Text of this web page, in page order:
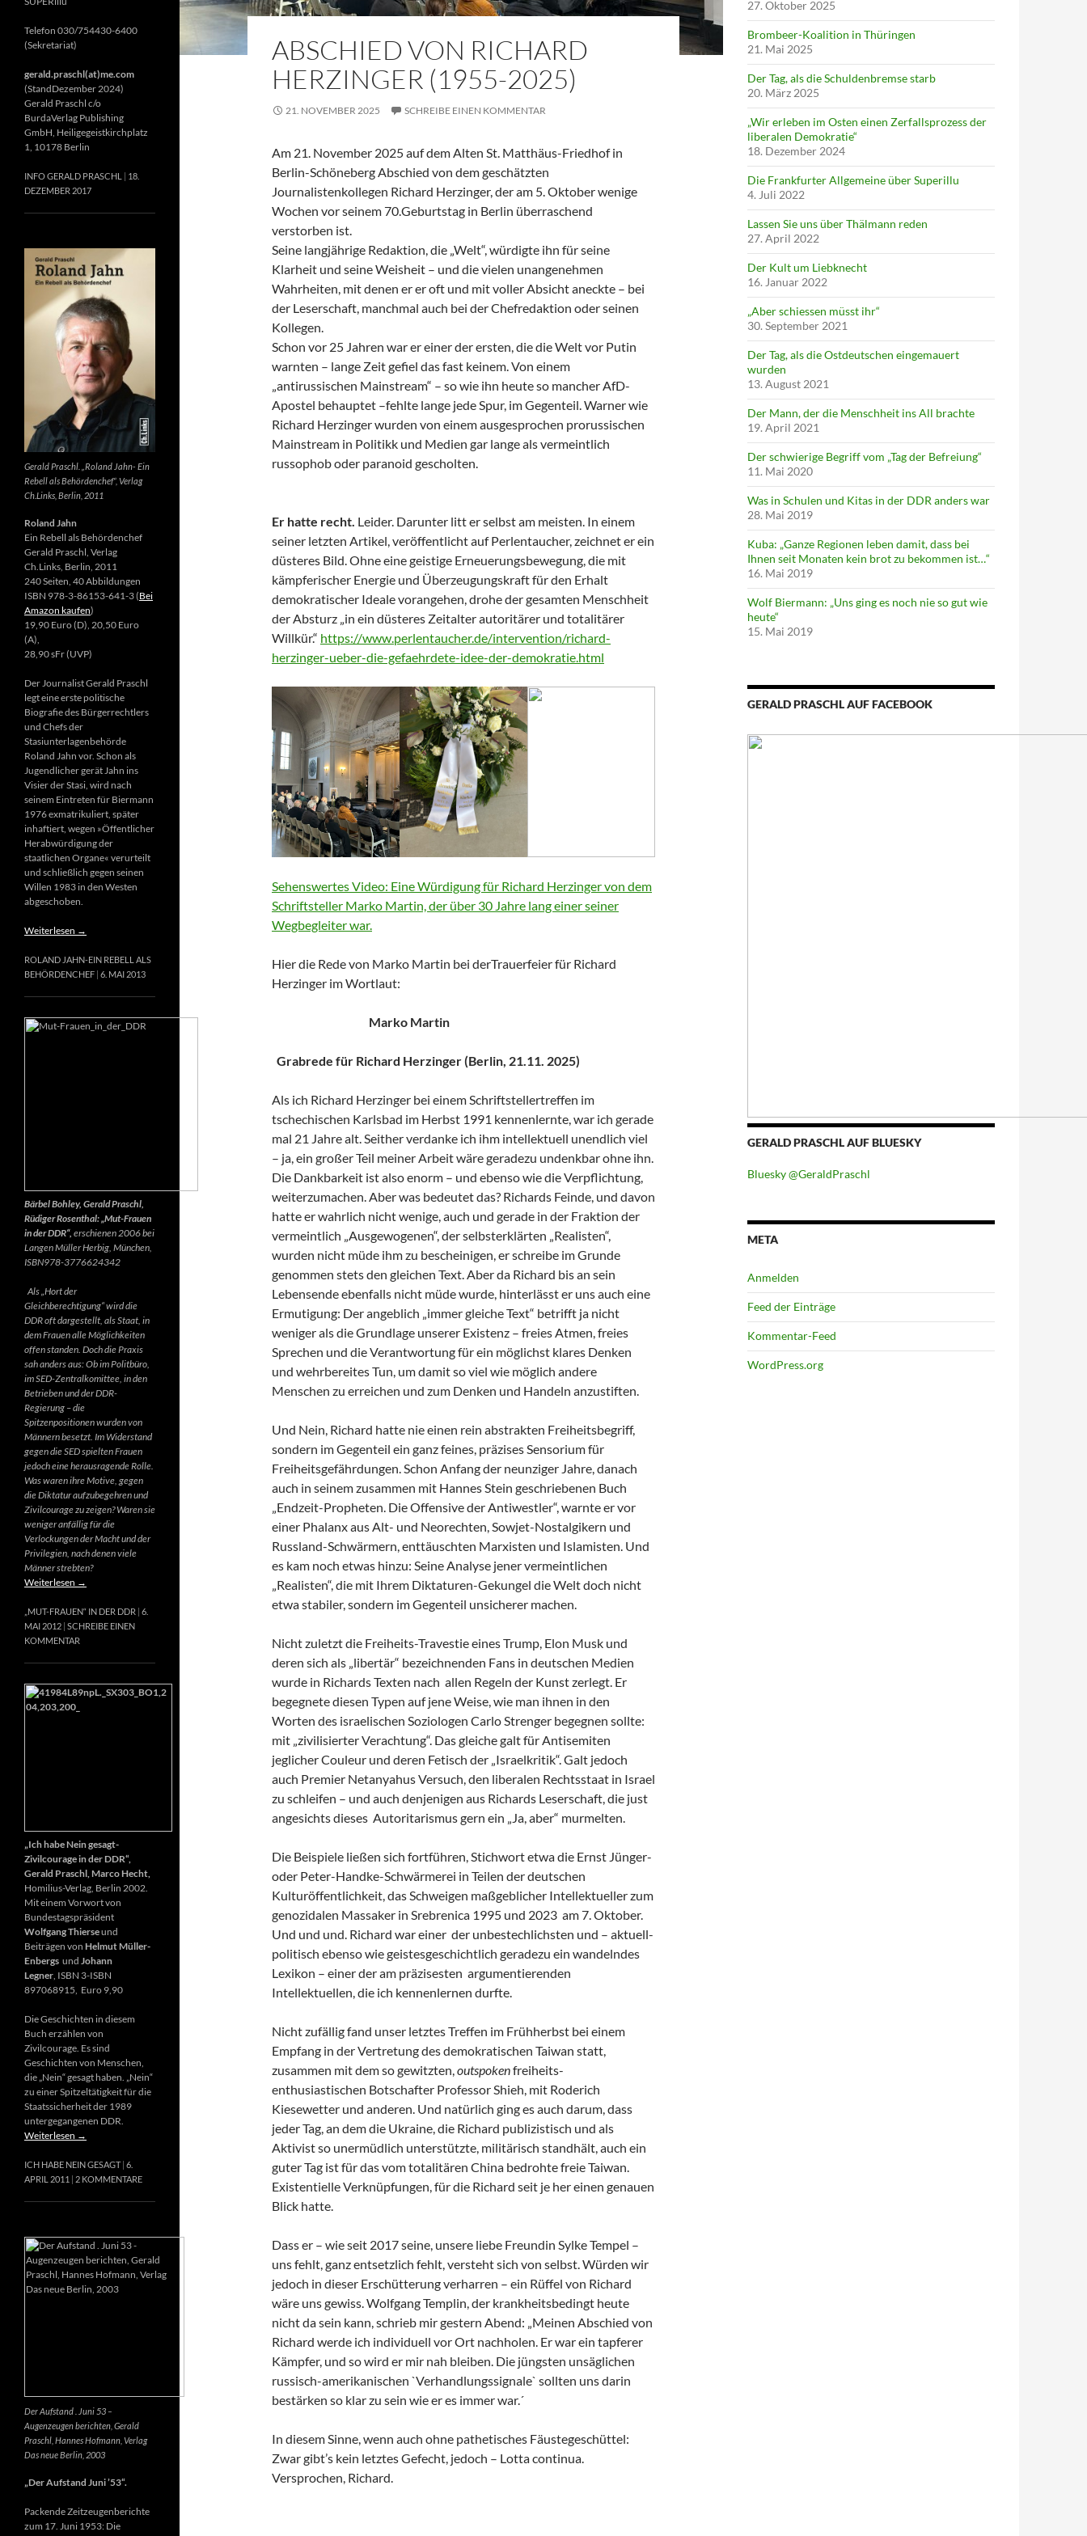
ABSCHIED VON RICHARD
HERZINGER (1955-2025)
21. NOVEMBER 2025 SCHREIBE EINEN KOMMENTAR
Am 21. November 2025 auf dem Alten St. Matthäus-Friedhof in
Berlin-Schöneberg Abschied von dem geschätzten
Journalistenkollegen Richard Herzinger, der am 5. Oktober wenige
Wochen vor seinem 70.Geburtstag in Berlin überraschend
verstorben ist.
Seine langjährige Redaktion, die „Welt“, würdigte ihn für seine
Klarheit und seine Weisheit – und die vielen unangenehmen
Wahrheiten, mit denen er er oft und mit voller Absicht aneckte – bei
der Leserschaft, manchmal auch bei der Chefredaktion oder seinen
Kollegen.
Schon vor 25 Jahren war er einer der ersten, die die Welt vor Putin
warnten – lange Zeit gefiel das fast keinem. Von einem
„antirussischen Mainstream“ – so wie ihn heute so mancher AfD-
Apostel behauptet –fehlte lange jede Spur, im Gegenteil. Warner wie
Richard Herzinger wurden von einem ausgesprochen prorussischen
Mainstream in Politikk und Medien gar lange als vermeintlich
russophob oder paranoid gescholten.
Er hatte recht. Leider. Darunter litt er selbst am meisten. In einem
seiner letzten Artikel, veröffentlicht auf Perlentaucher, zeichnet er ein
düsteres Bild. Ohne eine geistige Erneuerungsbewegung, die mit
kämpferischer Energie und Überzeugungskraft für den Erhalt
demokratischer Ideale vorangehen, drohe der gesamten Menschheit
der Absturz „in ein düsteres Zeitalter autoritärer und totalitärer
Willkür.“ https://www.perlentaucher.de/intervention/richard-
herzinger-ueber-die-gefaehrdete-idee-der-demokratie.html
Sehenswertes Video: Eine Würdigung für Richard Herzinger von dem
Schriftsteller Marko Martin, der über 30 Jahre lang einer seiner
Wegbegleiter war.
Hier die Rede von Marko Martin bei derTrauerfeier für Richard
Herzinger im Wortlaut:
Marko Martin
Grabrede für Richard Herzinger (Berlin, 21.11. 2025)
Als ich Richard Herzinger bei einem Schriftstellertreffen im
tschechischen Karlsbad im Herbst 1991 kennenlernte, war ich gerade
mal 21 Jahre alt. Seither verdanke ich ihm intellektuell unendlich viel
– ja, ein großer Teil meiner Arbeit wäre geradezu undenkbar ohne ihn.
Die Dankbarkeit ist also enorm – und ebenso wie die Verpflichtung,
weiterzumachen. Aber was bedeutet das? Richards Feinde, und davon
hatte er wahrlich nicht wenige, auch und gerade in der Fraktion der
vermeintlich „Ausgewogenen“, der selbsterklärten „Realisten“,
wurden nicht müde ihm zu bescheinigen, er schreibe im Grunde
genommen stets den gleichen Text. Aber da Richard bis an sein
Lebensende ebenfalls nicht müde wurde, hinterlässt er uns auch eine
Ermutigung: Der angeblich „immer gleiche Text“ betrifft ja nicht
weniger als die Grundlage unserer Existenz – freies Atmen, freies
Sprechen und die Verantwortung für ein möglichst klares Denken
und wehrbereites Tun, um damit so viel wie möglich andere
Menschen zu erreichen und zum Denken und Handeln anzustiften.
Und Nein, Richard hatte nie einen rein abstrakten Freiheitsbegriff,
sondern im Gegenteil ein ganz feines, präzises Sensorium für
Freiheitsgefährdungen. Schon Anfang der neunziger Jahre, danach
auch in seinem zusammen mit Hannes Stein geschriebenen Buch
„Endzeit-Propheten. Die Offensive der Antiwestler“, warnte er vor
einer Phalanx aus Alt- und Neorechten, Sowjet-Nostalgikern und
Russland-Schwärmern, enttäuschten Marxisten und Islamisten. Und
es kam noch etwas hinzu: Seine Analyse jener vermeintlichen
„Realisten“, die mit Ihrem Diktaturen-Gekungel die Welt doch nicht
etwa stabiler, sondern im Gegenteil unsicherer machen.
Nicht zuletzt die Freiheits-Travestie eines Trump, Elon Musk und
deren sich als „libertär“ bezeichnenden Fans in deutschen Medien
wurde in Richards Texten nach allen Regeln der Kunst zerlegt. Er
begegnete diesen Typen auf jene Weise, wie man ihnen in den
Worten des israelischen Soziologen Carlo Strenger begegnen sollte:
mit „zivilisierter Verachtung“. Das gleiche galt für Antisemiten
jeglicher Couleur und deren Fetisch der „Israelkritik“. Galt jedoch
auch Premier Netanyahus Versuch, den liberalen Rechtsstaat in Israel
zu schleifen – und auch denjenigen aus Richards Leserschaft, die just
angesichts dieses Autoritarismus gern ein „Ja, aber“ murmelten.
Die Beispiele ließen sich fortführen, Stichwort etwa die Ernst Jünger-
oder Peter-Handke-Schwärmerei in Teilen der deutschen
Kulturöffentlichkeit, das Schweigen maßgeblicher Intellektueller zum
genozidalen Massaker in Srebrenica 1995 und 2023 am 7. Oktober.
Und und und. Richard war einer der unbestechlichsten und – aktuell-
politisch ebenso wie geistesgeschichtlich geradezu ein wandelndes
Lexikon – einer der am präzisesten argumentierenden
Intellektuellen, die ich kennenlernen durfte.
Nicht zufällig fand unser letztes Treffen im Frühherbst bei einem
Empfang in der Vertretung des demokratischen Taiwan statt,
zusammen mit dem so gewitzten, outspokenfreiheits-
enthusiastischen Botschafter Professor Shieh, mit Roderich
Kiesewetter und anderen. Und natürlich ging es auch darum, dass
jeder Tag, an dem die Ukraine, die Richard publizistisch und als
Aktivist so unermüdlich unterstützte, militärisch standhält, auch ein
guter Tag ist für das vom totalitären China bedrohte freie Taiwan.
Existentielle Verknüpfungen, für die Richard seit je her einen genauen
Blick hatte.
Dass er – wie seit 2017 seine, unsere liebe Freundin Sylke Tempel –
uns fehlt, ganz entsetzlich fehlt, versteht sich von selbst. Würden wir
jedoch in dieser Erschütterung verharren – ein Rüffel von Richard
wäre uns gewiss. Wolfgang Templin, der krankheitsbedingt heute
nicht da sein kann, schrieb mir gestern Abend: „Meinen Abschied von
Richard werde ich individuell vor Ort nachholen. Er war ein tapferer
Kämpfer, und so wird er mir nah bleiben. Die jüngsten unsäglichen
russisch-amerikanischen `Verhandlungssignale` sollten uns darin
bestärken so klar zu sein wie er es immer war.´
In diesem Sinne, wenn auch ohne pathetisches Fäustegeschüttel:
Zwar gibt’s kein letztes Gefecht, jedoch – Lotta continua.
Versprochen, Richard.
27. Oktober 2025
Brombeer-Koalition in Thüringen
21. Mai 2025
Der Tag, als die Schuldenbremse starb
20. März 2025
„Wir erleben im Osten einen Zerfallsprozess der
liberalen Demokratie“
18. Dezember 2024
Die Frankfurter Allgemeine über Superillu
4. Juli 2022
Lassen Sie uns über Thälmann reden
27. April 2022
Der Kult um Liebknecht
16. Januar 2022
„Aber schiessen müsst ihr“
30. September 2021
Der Tag, als die Ostdeutschen eingemauert
wurden
13. August 2021
Der Mann, der die Menschheit ins All brachte
19. April 2021
Der schwierige Begriff vom „Tag der Befreiung“
11. Mai 2020
Was in Schulen und Kitas in der DDR anders war
28. Mai 2019
Kuba: „Ganze Regionen leben damit, dass bei
Ihnen seit Monaten kein brot zu bekommen ist…“
16. Mai 2019
Wolf Biermann: „Uns ging es noch nie so gut wie
heute“
15. Mai 2019
GERALD PRASCHL AUF FACEBOOK
GERALD PRASCHL AUF BLUESKY
Bluesky @GeraldPraschl
META
Anmelden
Feed der Einträge
Kommentar-Feed
WordPress.org
Telefon 030/754430-6400
(Sekretariat)
gerald.praschl(at)me.com
(StandDezember 2024)
Gerald Praschl c/o
BurdaVerlag Publishing
GmbH, Heiligegeistkirchplatz
1, 10178 Berlin
INFO GERALD PRASCHL
18.
DEZEMBER 2017
Gerald Praschl. „Roland Jahn- Ein
Rebell als Behördenchef“, Verlag
Ch.Links, Berlin, 2011
Roland Jahn
Ein Rebell als Behördenchef
Gerald Praschl, Verlag
Ch.Links, Berlin, 2011
240 Seiten, 40 Abbildungen
ISBN 978-3-86153-641-3 (Bei
Amazon kaufen)
19,90 Euro (D), 20,50 Euro
(A),
28,90 sFr (UVP)
Der Journalist Gerald Praschl
legt eine erste politische
Biografie des Bürgerrechtlers
und Chefs der
Stasiunterlagenbehörde
Roland Jahn vor. Schon als
Jugendlicher gerät Jahn ins
Visier der Stasi, wird nach
seinem Eintreten für Biermann
1976 exmatrikuliert, später
inhaftiert, wegen »Öffentlicher
Herabwürdigung der
staatlichen Organe« verurteilt
und schließlich gegen seinen
Willen 1983 in den Westen
abgeschoben.
Weiterlesen →
ROLAND JAHN-EIN REBELL ALS
BEHÖRDENCHEF 6. MAI 2013
Bärbel Bohley, Gerald Praschl,
Rüdiger Rosenthal: „Mut-Frauen
in der DDR“, erschienen 2006 bei
Langen Müller Herbig, München,
ISBN978-3776624342
Als „Hort der
Gleichberechtigung“ wird die
DDR oft dargestellt, als Staat, in
dem Frauen alle Möglichkeiten
offen standen. Doch die Praxis
sah anders aus: Ob im Politbüro,
im SED-Zentralkomittee, in den
Betrieben und der DDR-
Regierung – die
Spitzenpositionen wurden von
Männern besetzt. Im Widerstand
gegen die SED spielten Frauen
jedoch eine herausragende Rolle.
Was waren ihre Motive, gegen
die Diktatur aufzubegehren und
Zivilcourage zu zeigen? Waren sie
weniger anfällig für die
Verlockungen der Macht und der
Privilegien, nach denen viele
Männer strebten?
Weiterlesen →
„MUT-FRAUEN“ IN DER DDR 6.
MAI 2012 SCHREIBE EINEN
KOMMENTAR
„Ich habe Nein gesagt-
Zivilcourage in der DDR“,
Gerald Praschl, Marco Hecht,
Homilius-Verlag, Berlin 2002.
Mit einem Vorwort von
Bundestagspräsident
Wolfgang Thierseund
Beiträgen von Helmut Müller-
Enbergs und Johann
Legner , ISBN 3-ISBN
897068915, Euro 9,90
Die Geschichten in diesem
Buch erzählen von
Zivilcourage. Es sind
Geschichten von Menschen,
die „Nein“ gesagt haben. „Nein“
zu einer Spitzeltätigkeit für die
Staatssicherheit der 1989
untergegangenen DDR.
Weiterlesen →
ICH HABE NEIN GESAGT 6.
APRIL 2011
2 KOMMENTARE
Der Aufstand . Juni 53 –
Augenzeugen berichten, Gerald
Praschl, Hannes Hofmann, Verlag
Das neue Berlin, 2003
„Der Aufstand Juni ’53“.
Packende Zeitzeugenberichte
zum 17. Juni 1953: Die